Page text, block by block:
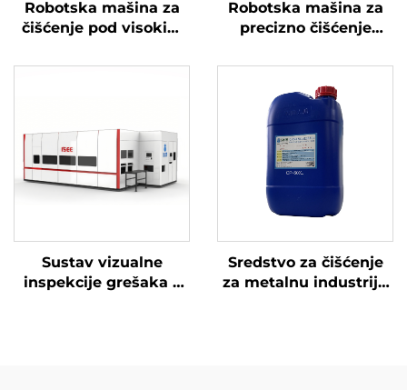
Robotska mašina za
čišćenje pod visokim
Robotska mašina za
precizno čišćenje
tlakom
Sustav vizualne
inspekcije grešaka –
Sredstvo za čišćenje
za metalnu industriju